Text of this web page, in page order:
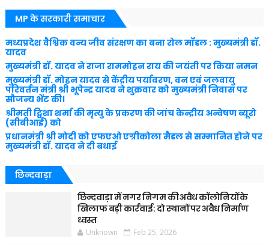
MP के सरकारी समाचार
मध्यप्रदेश वैश्विक वन्य जीव संरक्षण का बना रोल मॉडल : मुख्यमंत्री डॉ.
यादव
मुख्यमंत्री डॉ. यादव ने राजा राममोहन राय की जयंती पर किया नमन
मुख्यमंत्री डॉ. मोहन यादव से केंद्रीय पर्यावरण, वन एवं जलवायु
परिवर्तन मंत्री श्री भूपेन्द्र यादव ने शुक्रवार को मुख्यमंत्री निवास पर
सौजन्य भेंट की।
श्रीमती ट्विशा शर्मा की मृत्यु के प्रकरण की जांच केन्द्रीय अन्वेषण ब्यूरो
(सीबीआई) को
प्रधानमंत्री श्री मोदी को एफएओ एग्रीकोला मैडल से सम्मानित होने पर
मुख्यमंत्री डॉ. यादव ने दी बधाई
छिन्दवाड़ा
छिन्दवाड़ा में नगर निगम की अवैध कॉलोनियों के
खिलाफ बड़ी कार्रवाई: दो स्थानों पर अवैध निर्माण
ध्वस्त
Unknown Feb 25, 2026